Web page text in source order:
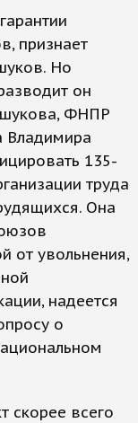
признает
Но
он
ФНПР
Владимира
135-
труда
Она
от увольнения,
надеется
о
скорее всего